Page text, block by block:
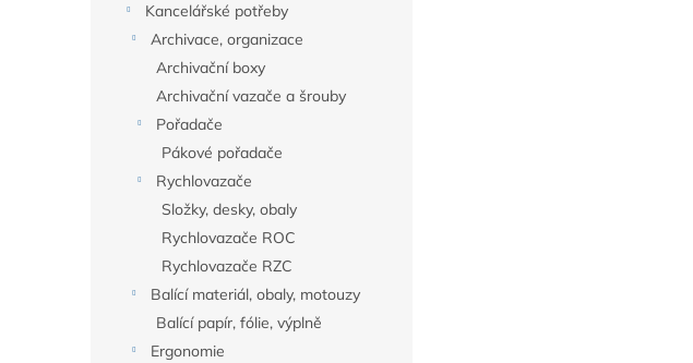
Kancelářské potřeby
Archivace, organizace
Archivační boxy
Archivační vazače a šrouby
Pořadače
Pákové pořadače
Rychlovazače
Složky, desky, obaly
Rychlovazače ROC
Rychlovazače RZC
Balící materiál, obaly, motouzy
Balící papír, fólie, výplně
Ergonomie